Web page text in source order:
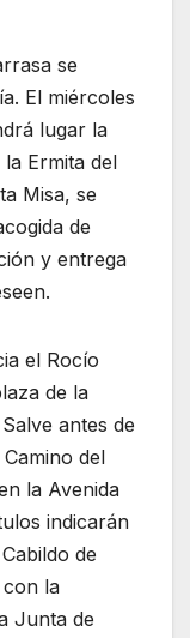
se
El miércoles
lugar la
Ermita del
Misa, se
de
y entrega
el Rocío
de la
antes de
del
la Avenida
indicarán
de
con la
Junta de